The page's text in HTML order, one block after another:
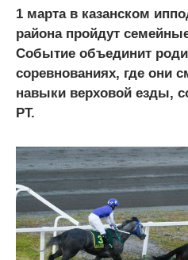
1 марта в казанском
района пройдут
Событие объединит
соревнованиях, где они
навыки верховой езды,
РТ.